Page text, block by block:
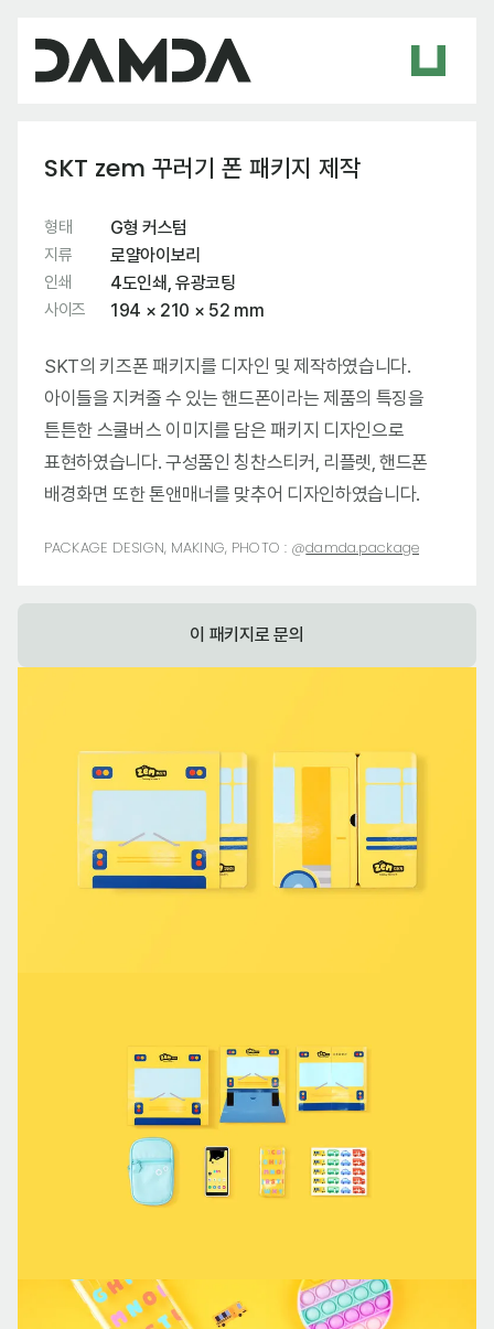
SKT zem 꾸러기 폰 패키지 제작
형태 G형 커스텀
지류 로얄아이보리
인쇄 4도인쇄, 유광코팅
사이즈 194 × 210 × 52 mm
SKT의 키즈폰 패키지를 디자인 및 제작하였습니다.
아이들을 지켜줄 수 있는 핸드폰이라는 제품의 특징을
튼튼한 스쿨버스 이미지를 담은 패키지 디자인으로
표현하였습니다. 구성품인 칭찬스티커, 리플렛, 핸드폰
배경화면 또한 톤앤매너를 맞추어 디자인하였습니다.
PACKAGE DESIGN, MAKING, PHOTO : @damda.package
이 패키지로 문의